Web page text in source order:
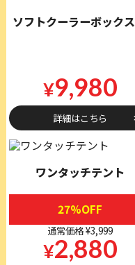
ソフトクーラーボック
¥9,980
詳細はこちら
ワンタッチテント
27%OFF
通常価格 ¥3,999
¥2,880